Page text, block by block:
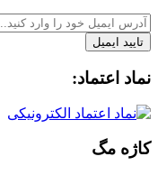
تایید ایمیل
نماد اعتماد:
کاژه مگ